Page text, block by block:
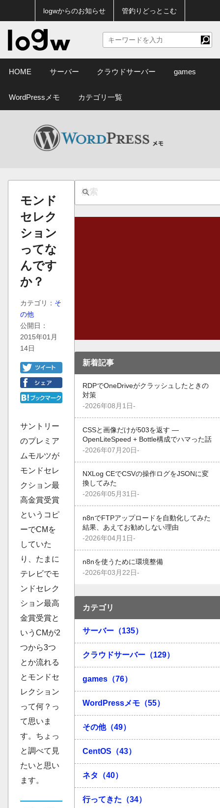
logwからのお知らせ 管釣りどっとこむ
HOME サーバー クラウドサーバー games
WordPressメモ カテゴリ一覧
モンド
セレク
ション
ってな
んです
か？
カテゴリ： そ
の他
公開日：
2015年01月
14日
サントリー
のプレミア
ムモルツが
モンドセレ
クション最
高金賞受賞
というコピ
ーでCMを
していた
り、たまに
テレビでモ
ンドセレク
ション最高
金賞受賞と
いうCMが2
つから3つ
とか流れる
とモンドセ
レクション
って何？っ
て思いま
す。ちょっ
と調べて見
たいと思い
ます。
新着記事
RDPでOneDriveがクラッシュしたときの
対策
-2026年08月1日-
CSSと画像だけが503を返す —
OpenLiteSpeed + Bottle構成でハマった話
-2026年07月20日-
NXLog CEでCSVの操作ログをJSONに変
換してみた
-2026年05月31日-
n8nでFTPアップロードを自動化してみた
結果、あえてお勧めしない理由
-2026年04月1日-
n8nを使うために環境整備
-2026年03月22日-
カテゴリ
サーバー（135）
クラウドサーバー（129）
games（76）
WordPressメモ（55）
その他（49）
CentOS（43）
ネタ（40）
行ってきた（34）